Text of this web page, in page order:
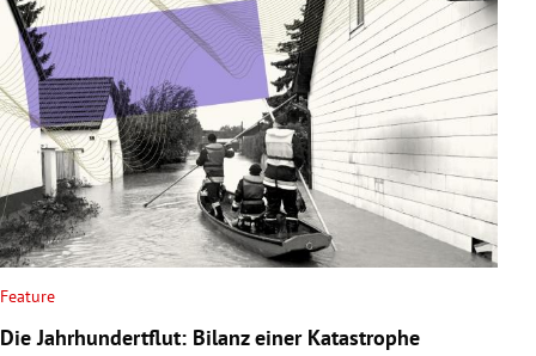
Feature
Die Jahrhundertflut: Bilanz einer Katastrophe